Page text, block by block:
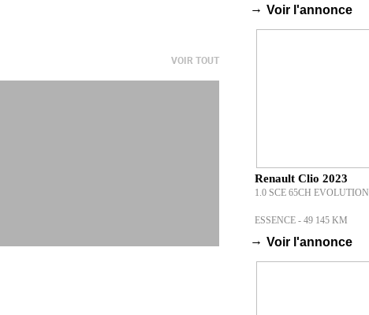
VOIR TOUT
→ Voir l'annonce
Renault Clio 2023
1.0 SCE 65CH EVOLUTION
ESSENCE - 49 145 KM
→ Voir l'annonce